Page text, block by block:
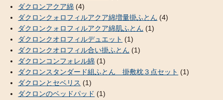
ダクロンアクア綿 (4)
ダクロンクォロフィルアクア綿増量掛ふとん (4)
ダクロンクォロフィルアクア綿肌ふとん (1)
ダクロンクオロフィルデュエット (1)
ダクロンクオロフィル合い掛ふとん (1)
ダクロンコンフォレル綿 (1)
ダクロンスタンダード組ふとん 掛敷枕３点セット (1)
ダクロンとセベリス (1)
ダクロンのベッドパッド (1)